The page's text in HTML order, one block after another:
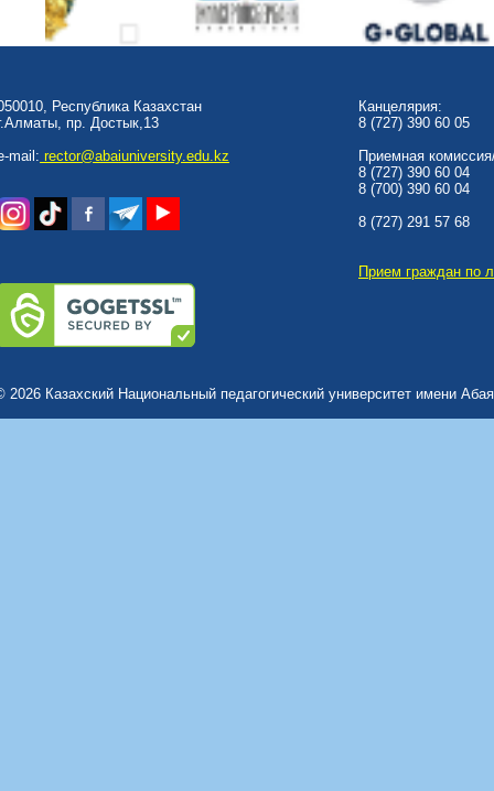
Республика Казахстан
пр. Достык,13
mail: rector@abaiuniversity.edu.kz
Канцелярия:
8 (727) 390 60 05
Приемная
8 (727) 390 60 04
8 (700) 390 60 04
8 (727) 291 57 68
Прием граждан по
2026 Казахский Национальный педагогический университет имени Абая